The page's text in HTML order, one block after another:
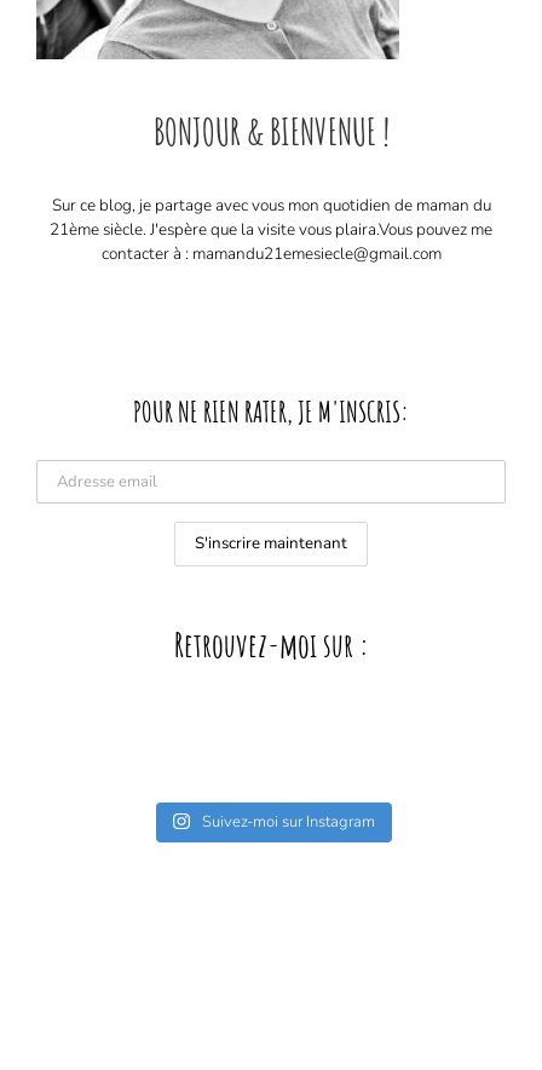
BONJOUR & BIENVENUE !
Sur ce blog, je partage avec vous mon quotidien de maman du
21ème siècle. J'espère que la visite vous plaira. ​ Vous pouvez me
contacter à : mamandu21emesiecle@gmail.com
POUR NE RIEN RATER, JE M'INSCRIS:
Retrouvez-moi sur :
Suivez-moi sur Instagram